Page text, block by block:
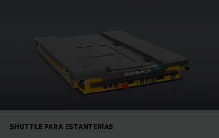
SHUTTLE PARA ESTANTERÍAS